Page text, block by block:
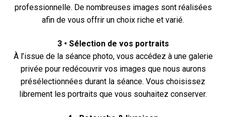
professionnelle. De nombreuses images sont réalisées
afin de vous offrir un choix riche et varié.
3 • Sélection de vos portraits
À l’issue de la séance photo, vous accédez à une galerie
privée pour redécouvrir vos images que nous aurons
présélectionnées durant la séance. Vous choisissez
librement les portraits que vous souhaitez conserver.